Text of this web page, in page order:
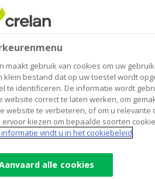
ontdek onze
is spannend, getuigt
is dat niet altijd. Er zijn
is een goed
instaan? En hoe begint
maakt gebruik van cookies om uw
klein bestand dat op uw toestel wordt
te identificeren. De informatie wordt
website correct te laten werken, om
website te verbeteren, of om u relevante
ervoor kiezen om bepaalde soorten
vindt u in het cookiebeleid
alle cookies